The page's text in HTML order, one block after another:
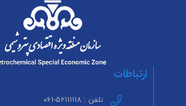
ارتباطات
تلفن : ۵۲۱۱۱۱۱۸-۰۶۱